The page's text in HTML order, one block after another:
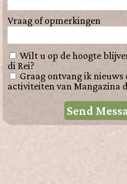
Vraag of opmerkingen
Wilt u op de hoogte
di Rei?
Graag ontvang ik nieuws
activiteiten van Mangazina
Send